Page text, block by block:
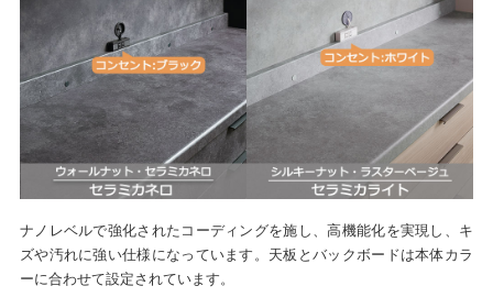
ナノレベルで強化されたコーディングを施し、高機能化を実現し、キ
ズや汚れに強い仕様になっています。天板とバックボードは本体カラ
ーに合わせて設定されています。